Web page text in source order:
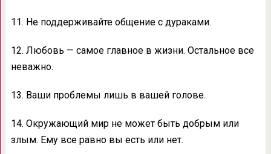
11. Не поддерживайте общение с дураками.
12. Любовь — самое главное в жизни. Остальное все
неважно.
13. Ваши проблемы лишь в вашей голове.
14. Окружающий мир не может быть добрым или
злым. Ему все равно вы есть или нет.